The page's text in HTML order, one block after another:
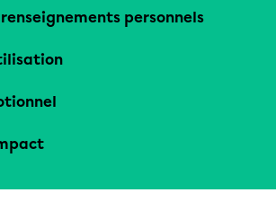
personnels